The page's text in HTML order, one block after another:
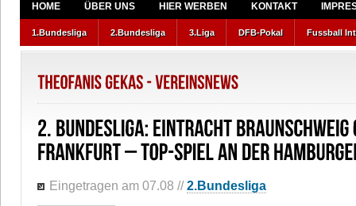
HOME ÜBER UNS HIER WERBEN KONTAKT
1.Bundesliga 2.Bundesliga 3.Liga DFB-Pokal Fussball
Eingetragen am 07.08 //2.Bundesliga